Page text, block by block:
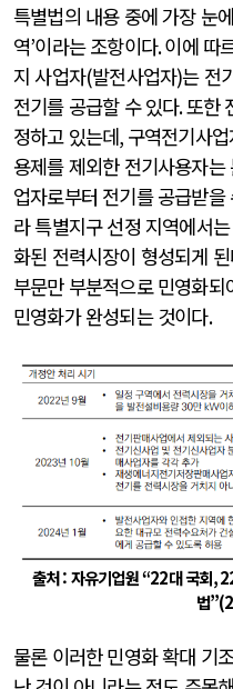
특별법의 내용 중에 가장 눈
역’이라는 조항이다.이에 따
지 사업자(발전사업자)는 전
전기를 공급할 수 있다.또한
정하고 있는데, 구역전기사
용제를 제외한 전기사용자
업자로부터 전기를 공급받
라 특별지구 선정 지역에서
화된 전력시장이 형성되게
부문만 부분적으로 민영화되
민영화가 완성되는 것이다.
출처 : 자유기업원“22대 국회,
법
물론 이러한 민영화 확대 기